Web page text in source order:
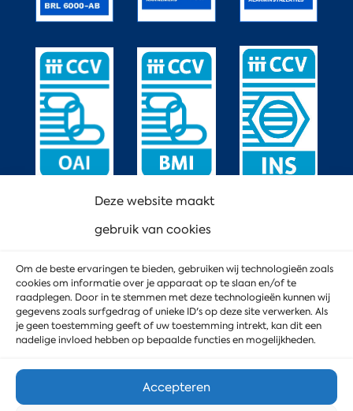
Deze website maakt
gebruik van cookies
Om de beste ervaringen te bieden, gebruiken wij technologieën zoals
cookies om informatie over je apparaat op te slaan en/of te
raadplegen. Door in te stemmen met deze technologieën kunnen wij
gegevens zoals surfgedrag of unieke ID's op deze site verwerken. Als
je geen toestemming geeft of uw toestemming intrekt, kan dit een
nadelige invloed hebben op bepaalde functies en mogelijkheden.
Accepteren